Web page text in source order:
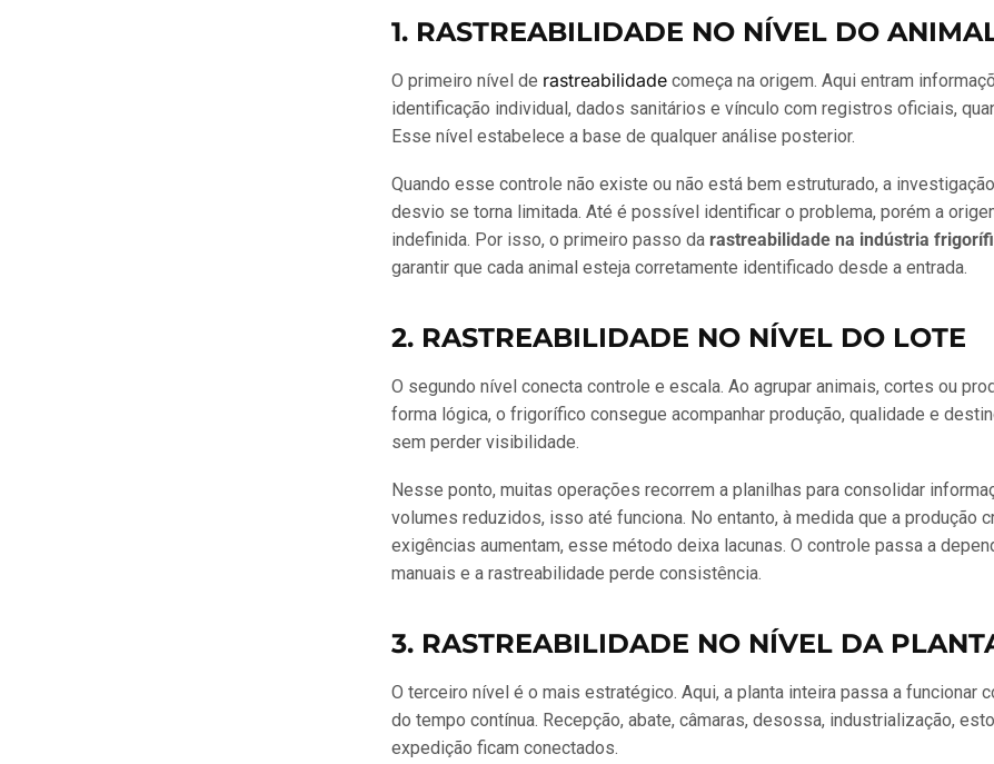
1. RASTREABILIDADE NO NÍVEL DO
O primeiro nível de rastreabilidade começa na origem. Aqui entram
identificação individual, dados sanitários e vínculo com registros oficiais,
Esse nível estabelece a base de qualquer análise posterior.
Quando esse controle não existe ou não está bem estruturado, a
desvio se torna limitada. Até é possível identificar o problema, porém a
indefinida. Por isso, o primeiro passo da rastreabilidade na indústria
garantir que cada animal esteja corretamente identificado desde a entrada.
2. RASTREABILIDADE NO NÍVEL DO LOTE
O segundo nível conecta controle e escala. Ao agrupar animais, cortes ou
forma lógica, o frigorífico consegue acompanhar produção, qualidade e
sem perder visibilidade.
Nesse ponto, muitas operações recorrem a planilhas para consolidar
volumes reduzidos, isso até funciona. No entanto, à medida que a produção
exigências aumentam, esse método deixa lacunas. O controle passa a
manuais e a rastreabilidade perde consistência.
3. RASTREABILIDADE NO NÍVEL DA
O terceiro nível é o mais estratégico. Aqui, a planta inteira passa a funcionar
do tempo contínua. Recepção, abate, câmaras, desossa, industrialização,
expedição ficam conectados.